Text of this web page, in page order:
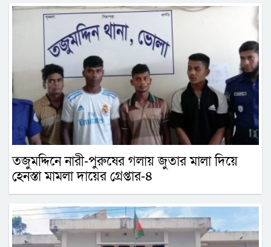
তজুমদ্দিনে নারী-পুরুষের গলায় জুতার মালা দিয়ে
হেনস্তা মামলা দায়ের গ্রেপ্তার-৪